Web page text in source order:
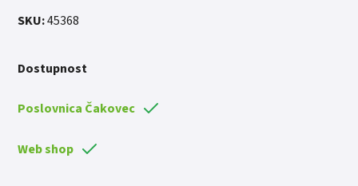
SKU:45368
Dostupnost
Poslovnica Čakovec
Web shop